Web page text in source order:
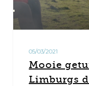
Iedereen
Beroemd
05/03/2021
Mooie
Limburgs